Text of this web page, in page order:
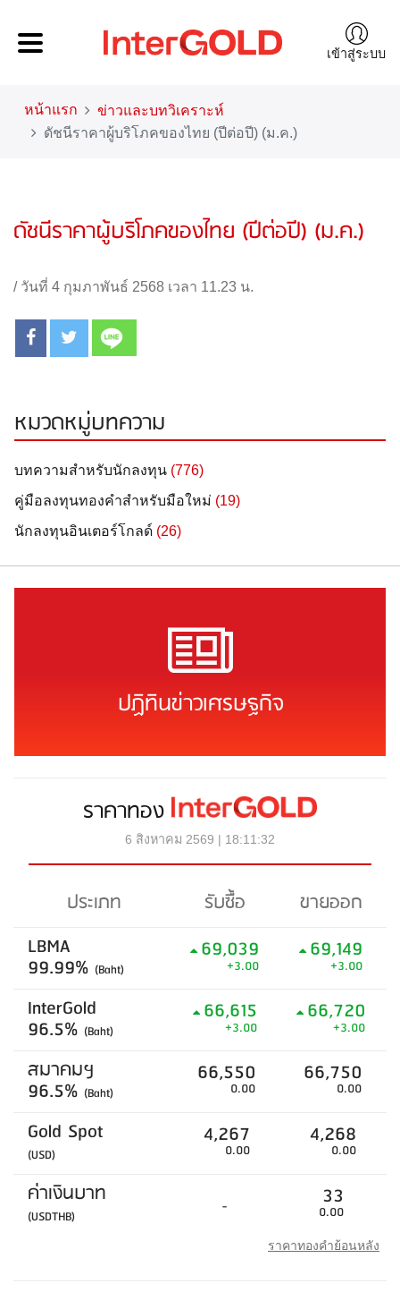
เข้าสู่ระบบ
หน้าแรก
ข่าวและบทวิเคราะห์
ดัชนีราคาผู้บริโภคของไทย (ปีต่อปี) (ม.ค.)
ดัชนีราคาผู้บริโภคของไทย (ปีต่อปี) (ม.ค.)
/ วันที่ 4 กุมภาพันธ์ 2568 เวลา 11.23 น.
หมวดหมู่บทความ
บทความสำหรับนักลงทุน (776)
คู่มือลงทุนทองคำสำหรับมือใหม่ (19)
นักลงทุนอินเตอร์โกลด์ (26)
ปฏิทินข่าวเศรษฐกิจ
ราคาทอง
6 สิงหาคม 2569 | 18:11:32
ประเภท รับซื้อ
ขายออก
LBMA
99.99% (Baht)
69,039
+3.00
69,149
+3.00
InterGold
96.5% (Baht)
66,615
+3.00
66,720
+3.00
สมาคมฯ
96.5% (Baht)
66,550
0.00
66,750
0.00
Gold Spot
(USD)
4,267
0.00
4,268
0.00
ค่าเงินบาท
(USDTHB) - 33
0.00
ราคาทองคำย้อนหลัง